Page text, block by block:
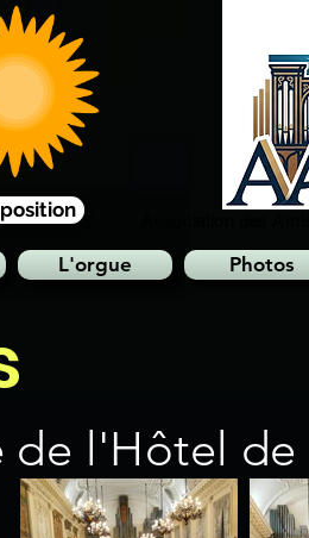
L'orgue Photos
de l'Hôtel de